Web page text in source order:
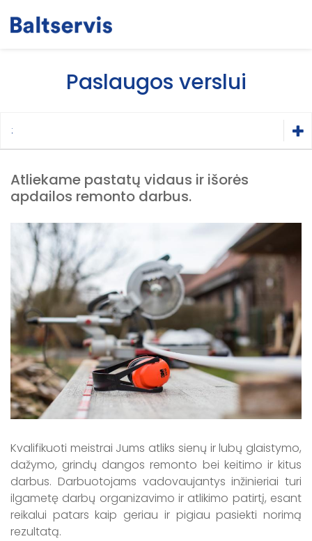
Paslaugos verslui
:
Atliekame pastatų vidaus ir išorės
apdailos remonto darbus.
Kvalifikuoti meistrai Jums atliks sienų ir lubų glaistymo,
dažymo, grindų dangos remonto bei keitimo ir kitus
darbus. Darbuotojams vadovaujantys inžinieriai turi
ilgametę darbų organizavimo ir atlikimo patirtį, esant
reikalui patars kaip geriau ir pigiau pasiekti norimą
rezultatą.